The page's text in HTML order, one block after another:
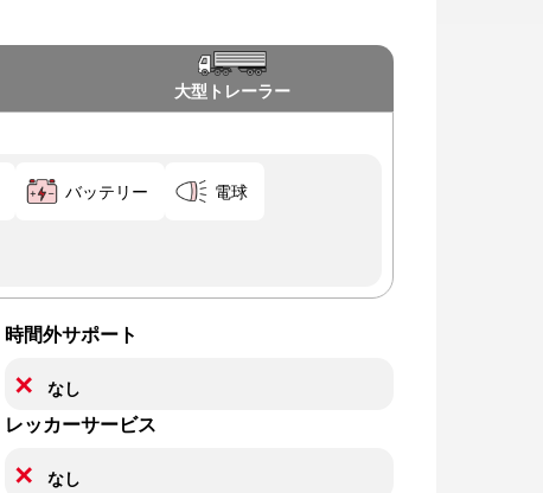
大型 トレーラー
バッテリー 電球
時間外サポート
✕ なし
レッカーサービス
✕ なし